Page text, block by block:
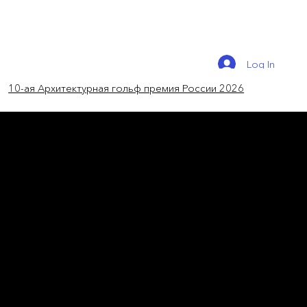
Log In
10-ая Архитектурная гольф премия России 2026